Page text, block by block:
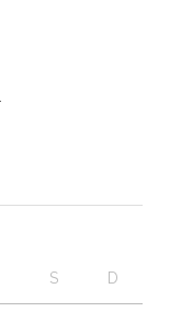
S D